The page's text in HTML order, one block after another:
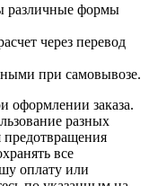
различные формы
через перевод
при самовывозе.
оформлении заказа.
разных
предотвращения
все
оплату или